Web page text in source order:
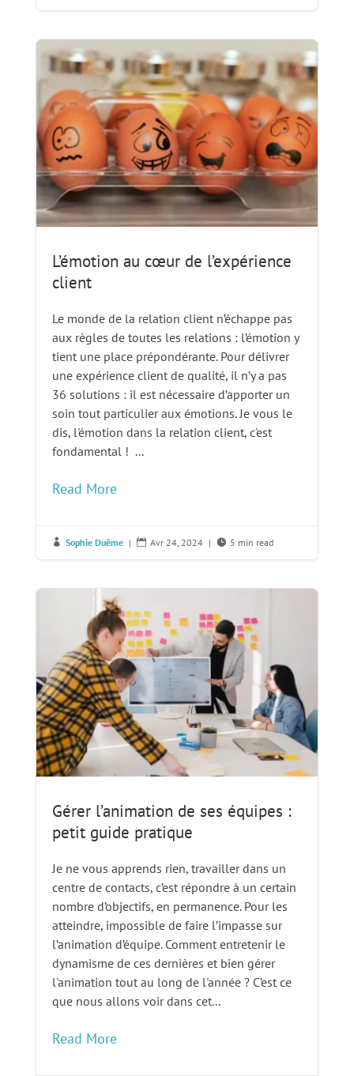
L’émotion au cœur de l’expérience
client
Le monde de la relation client n’échappe pas
aux règles de toutes les relations : l’émotion y
tient une place prépondérante. Pour délivrer
une expérience client de qualité, il n’y a pas
36 solutions : il est nécessaire d’apporter un
soin tout particulier aux émotions. Je vous le
dis, l'émotion dans la relation client, c'est
fondamental ! ...
Read More
 Sophie Duême |  Avr 24, 2024 |  5 min read
Gérer l’animation de ses équipes :
petit guide pratique
Je ne vous apprends rien, travailler dans un
centre de contacts, c’est répondre à un certain
nombre d’objectifs, en permanence. Pour les
atteindre, impossible de faire l’impasse sur
l’animation d’équipe. Comment entretenir le
dynamisme de ces dernières et bien gérer
l'animation tout au long de l'année ? C’est ce
que nous allons voir dans cet...
Read More